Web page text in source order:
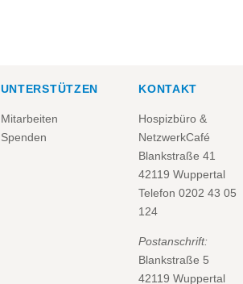
UNTERSTÜTZEN
Mitarbeiten
Spenden
KONTAKT
Hospizbüro &
NetzwerkCafé
Blankstraße 41
42119 Wuppertal
Telefon0202 43 05
124
Postanschrift:
Blankstraße 5
42119 Wuppertal